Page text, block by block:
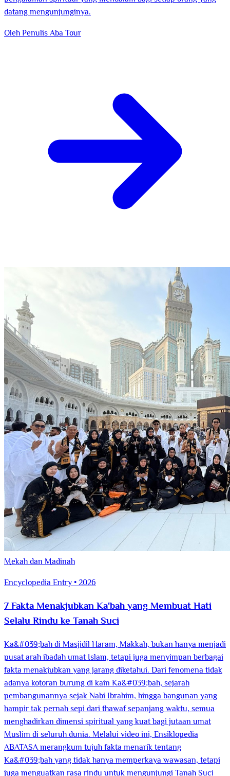
datang mengunjunginya.
Oleh PenulisAba Tour
Mekah dan Madinah
Encyclopedia Entry • 2026
7 Fakta Menakjubkan Ka'bah yang Membuat Hati
Selalu Rindu ke Tanah Suci
Ka&#039;bah di Masjidil Haram, Makkah, bukan hanya menjadi
pusat arah ibadah umat Islam, tetapi juga menyimpan berbagai
fakta menakjubkan yang jarang diketahui. Dari fenomena tidak
adanya kotoran burung di kain Ka&#039;bah, sejarah
pembangunannya sejak Nabi Ibrahim, hingga bangunan yang
hampir tak pernah sepi dari thawaf sepanjang waktu, semua
menghadirkan dimensi spiritual yang kuat bagi jutaan umat
Muslim di seluruh dunia. Melalui video ini, Ensiklopedia
ABATASA merangkum tujuh fakta menarik tentang
Ka&#039;bah yang tidak hanya memperkaya wawasan, tetapi